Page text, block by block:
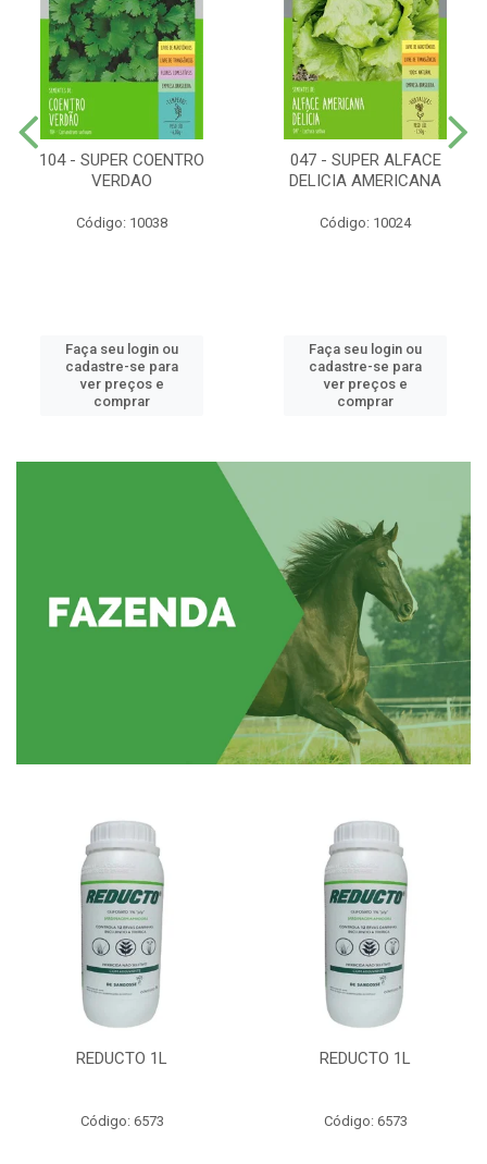
104 - SUPER COENTRO
VERDAO
Código: 10038
Faça seu login ou
cadastre-se para
ver preços e
comprar
047 - SUPER ALFACE
DELICIA AMERICANA
Código: 10024
Faça seu login ou
cadastre-se para
ver preços e
comprar
REDUCTO 1L
Código: 6573
REDUCTO 1L
Código: 6573